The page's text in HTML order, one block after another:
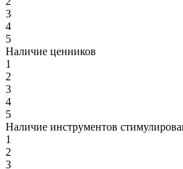
3
4
5
Наличие ценников
1
2
3
4
5
Наличие инструментов
1
2
3